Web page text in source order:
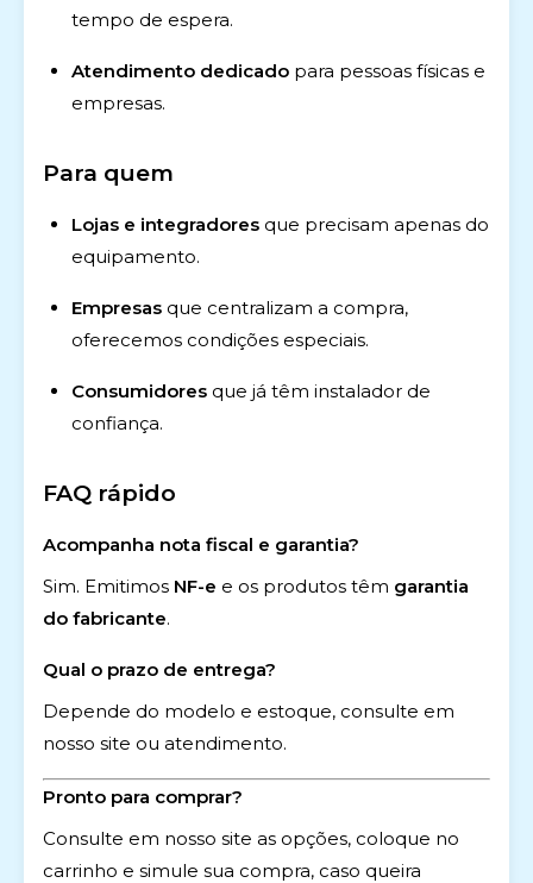
tempo de espera.
Atendimento dedicado para pessoas físicas e
empresas.
Para quem
Lojas e integradores que precisam apenas do
equipamento.
Empresas que centralizam a compra,
oferecemos condições especiais.
Consumidores que já têm instalador de
confiança.
FAQ rápido
Acompanha nota fiscal e garantia?
Sim. Emitimos NF-e e os produtos têm garantia
do fabricante.
Qual o prazo de entrega?
Depende do modelo e estoque, consulte em
nosso site ou atendimento.
Pronto para comprar?
Consulte em nosso site as opções, coloque no
carrinho e simule sua compra, caso queira